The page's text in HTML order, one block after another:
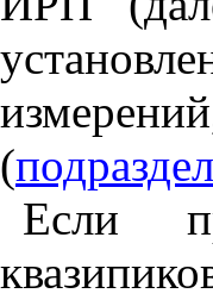
(
Если